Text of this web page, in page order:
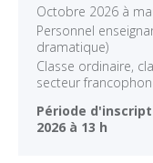
Octobre 2026 à
Personnel
dramatique)
Classe ordinaire,
secteur
Période
2026 à 13 h